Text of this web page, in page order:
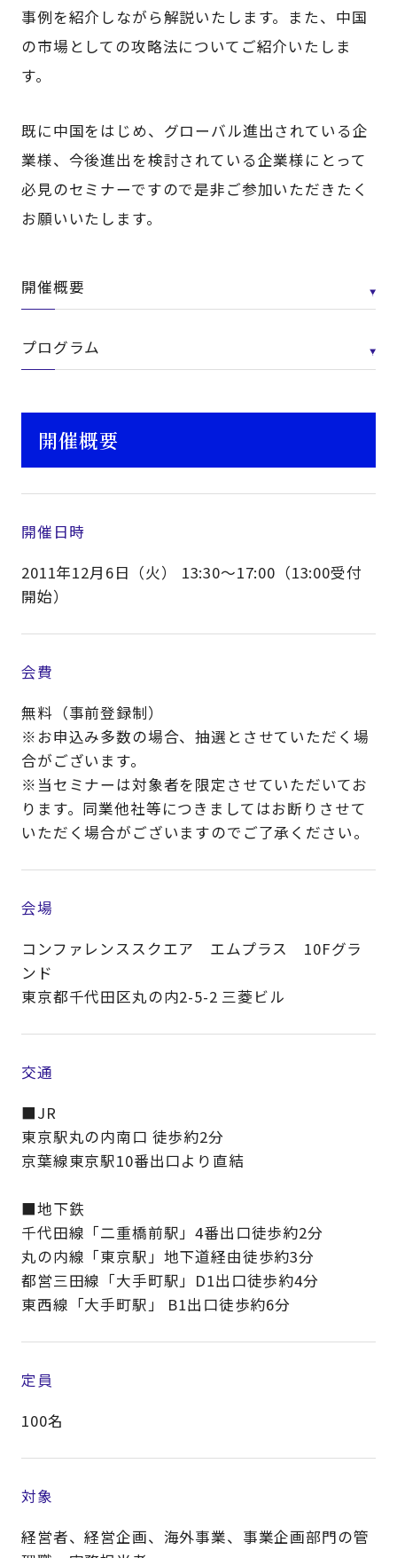
事例を紹介しながら解説いたします。また、中国
の市場としての攻略法についてご紹介いたしま
す。
既に中国をはじめ、グローバル進出されている企
業様、今後進出を検討されている企業様にとって
必見のセミナーですので是非ご参加いただきたく
お願いいたします。
開催概要
プログラム
開催概要
開催日時
2011年12月6日（火） 13:30～17:00（13:00受付
開始）
会費
無料（事前登録制）
※お申込み多数の場合、抽選とさせていただく場
合がございます。
※当セミナーは対象者を限定させていただいてお
ります。同業他社等につきましてはお断りさせて
いただく場合がございますのでご了承ください。
会場
コンファレンススクエア エムプラス 10Fグラ
ンド
東京都千代田区丸の内2-5-2 三菱ビル
交通
■JR
東京駅丸の内南口 徒歩約2分
京葉線東京駅10番出口より直結
■地下鉄
千代田線「二重橋前駅」4番出口徒歩約2分
丸の内線「東京駅」地下道経由徒歩約3分
都営三田線「大手町駅」D1出口徒歩約4分
東西線「大手町駅」 B1出口徒歩約6分
定員
100名
対象
経営者、経営企画、海外事業、事業企画部門の管